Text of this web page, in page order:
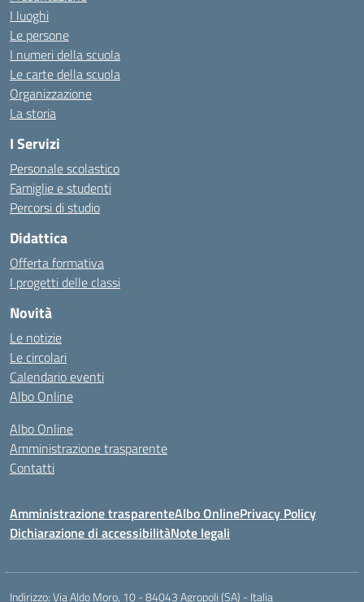
I luoghi
Le persone
I numeri della scuola
Le carte della scuola
Organizzazione
La storia
I Servizi
Personale scolastico
Famiglie e studenti
Percorsi di studio
Didattica
Offerta formativa
I progetti delle classi
Novità
Le notizie
Le circolari
Calendario eventi
Albo Online
Albo Online
Amministrazione trasparente
Contatti
Amministrazione trasparenteAlbo OnlinePrivacy Policy
Dichiarazione di accessibilitàNote legali
Indirizzo:Via Aldo Moro, 10 - 84043 Agropoli (SA) - Italia